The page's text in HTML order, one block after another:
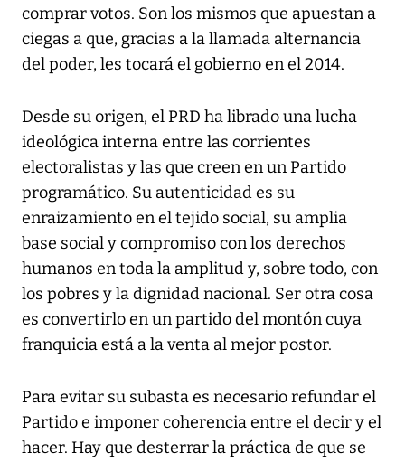
comprar votos. Son los mismos que apuestan a
ciegas a que, gracias a la llamada alternancia
del poder, les tocará el gobierno en el 2014.
Desde su origen, el PRD ha librado una lucha
ideológica interna entre las corrientes
electoralistas y las que creen en un Partido
programático. Su autenticidad es su
enraizamiento en el tejido social, su amplia
base social y compromiso con los derechos
humanos en toda la amplitud y, sobre todo, con
los pobres y la dignidad nacional. Ser otra cosa
es convertirlo en un partido del montón cuya
franquicia está a la venta al mejor postor.
Para evitar su subasta es necesario refundar el
Partido e imponer coherencia entre el decir y el
hacer. Hay que desterrar la práctica de que se